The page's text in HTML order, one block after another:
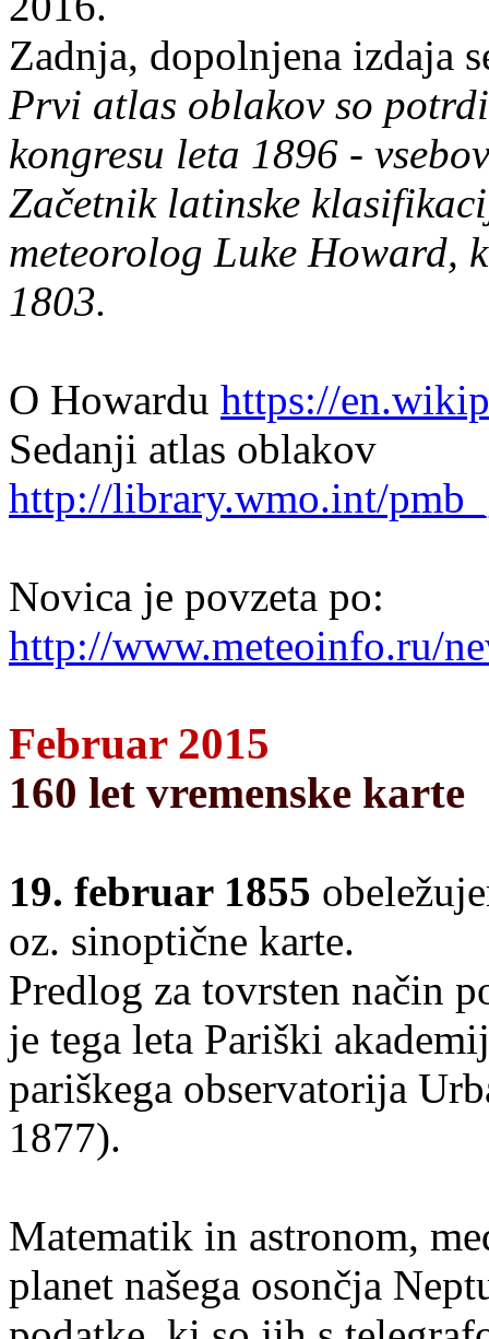
Zadnja, dopolnjena izdaja
Prvi atlas oblakov so
kongresu leta 1896 -
Začetnik latinske
meteorolog Luke Howard,
1803.
O Howardu https://
Sedanji atlas oblakov
http://library.wmo.int/
Novica je povzeta po:
http://www.meteoinfo.ru/
Februar 2015
160 let vremenske karte
19. februar 1855
oz. sinoptične karte.
Predlog za tovrsten način
je tega leta Pariški
pariškega observatorija
1877).
Matematik in astronom,
planet našega osončja